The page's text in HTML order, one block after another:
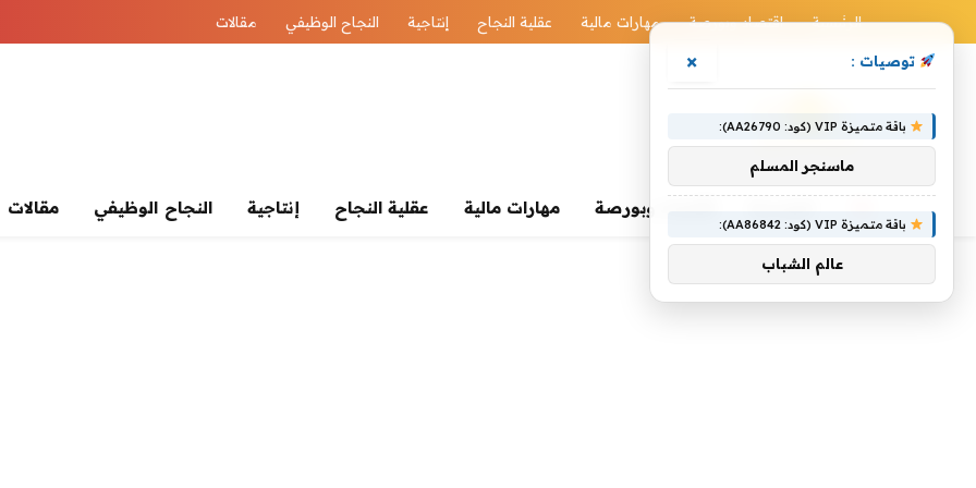
الرئيسية اقتصاد وبورصة مهارات مالية عقلية النجاح إنتاجية النجاح الوظيفي مقالات
اقتصاد وبورصة مهارات مالية عقلية النجاح إنتاجية النجاح الوظيفي مقالات
توصيات : ×
باقة متميزة VIP (كود: AA26790):
ماسنجر المسلم
باقة متميزة VIP (كود: AA86842):
عالم الشباب